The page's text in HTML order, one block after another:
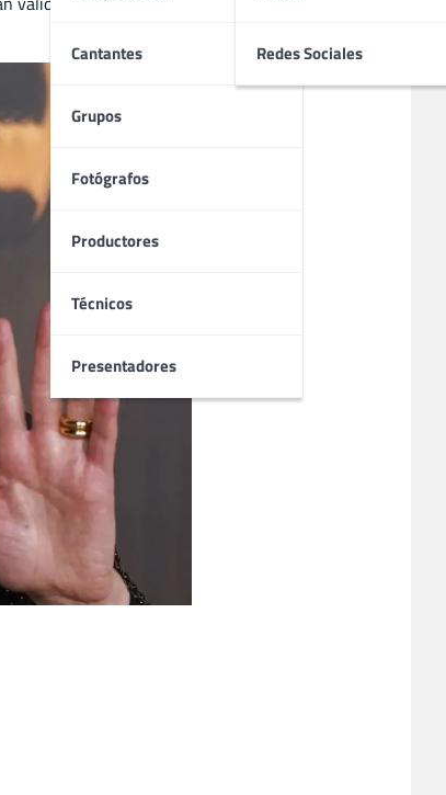
Cantantes
Grupos
Fotógrafos
Productores
Técnicos
Presentadores
Redes Sociales